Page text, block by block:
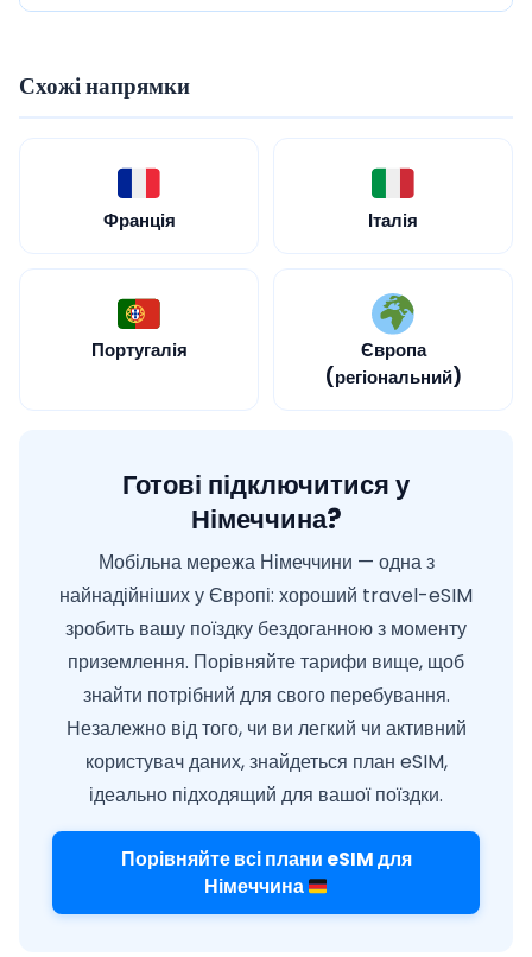
Схожі напрямки
Франція Італія
Португалія
Європа
(регіональний)
Готові підключитися у
Німеччина?
Мобільна мережа Німеччини — одна з
найнадійніших у Європі: хороший travel-eSIM
зробить вашу поїздку бездоганною з моменту
приземлення. Порівняйте тарифи вище, щоб
знайти потрібний для свого перебування.
Незалежно від того, чи ви легкий чи активний
користувач даних, знайдеться план eSIM,
ідеально підходящий для вашої поїздки.
Порівняйте всі плани eSIM для
Німеччина